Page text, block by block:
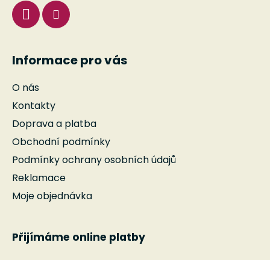
Informace pro vás
O nás
Kontakty
Doprava a platba
Obchodní podmínky
Podmínky ochrany osobních údajů
Reklamace
Moje objednávka
Přijímáme online platby